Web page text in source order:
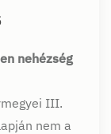
nehézség
III.
nem a